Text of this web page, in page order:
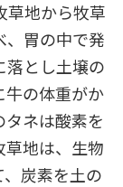
草地から牧草
、胃の中で発
落とし土壌の
牛の体重がか
タネは酸素を
草地は、生物
炭素を土の